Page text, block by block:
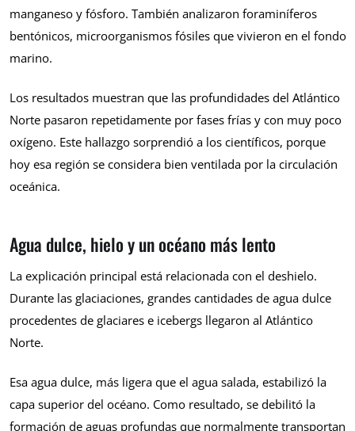
manganeso y fósforo. También analizaron foraminíferos
bentónicos, microorganismos fósiles que vivieron en el fondo
marino.
Los resultados muestran que las profundidades del Atlántico
Norte pasaron repetidamente por fases frías y con muy poco
oxígeno. Este hallazgo sorprendió a los científicos, porque
hoy esa región se considera bien ventilada por la circulación
oceánica.
Agua dulce, hielo y un océano más lento
La explicación principal está relacionada con el deshielo.
Durante las glaciaciones, grandes cantidades de agua dulce
procedentes de glaciares e icebergs llegaron al Atlántico
Norte.
Esa agua dulce, más ligera que el agua salada, estabilizó la
capa superior del océano. Como resultado, se debilitó la
formación de aguas profundas que normalmente transportan